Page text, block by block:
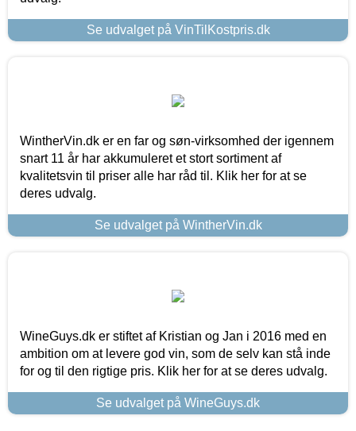
Se udvalget på VinTilKostpris.dk
WintherVin.dk er en far og søn-virksomhed der igennem
snart 11 år har akkumuleret et stort sortiment af
kvalitetsvin til priser alle har råd til. Klik her for at se
deres udvalg.
Se udvalget på WintherVin.dk
WineGuys.dk er stiftet af Kristian og Jan i 2016 med en
ambition om at levere god vin, som de selv kan stå inde
for og til den rigtige pris. Klik her for at se deres udvalg.
Se udvalget på WineGuys.dk